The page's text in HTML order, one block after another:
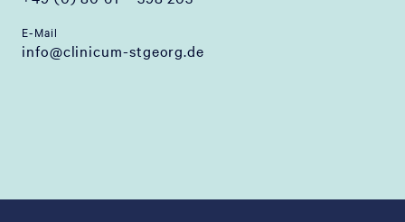
E-Mail
info@clinicum-stgeorg.de